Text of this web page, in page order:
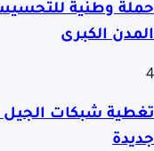
حملة وطنية
المدن الكبرى
4
تغطية شبكات
جديدة